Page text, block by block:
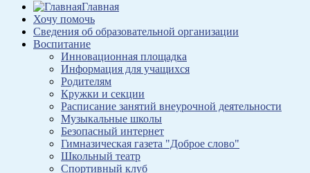
Главная
Хочу помочь
Сведения об образовательной организации
Воспитание
Инновационная площадка
Информация для учащихся
Родителям
Кружки и секции
Расписание занятий внеурочной деятельности
Музыкальные школы
Безопасный интернет
Гимназическая газета "Доброе слово"
Школьный театр
Спортивный клуб